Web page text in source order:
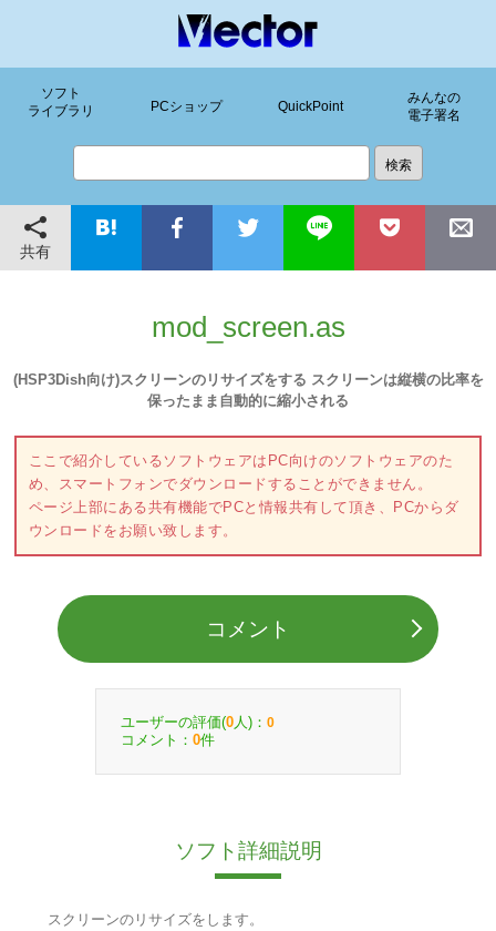
ソフト
ライブラリ
PCショップ QuickPoint
みんなの
電子署名
共有
mod_screen.as
(HSP3Dish向け)スクリーンのリサイズをする スクリーンは縦横の比率を
保ったまま自動的に縮小される
ここで紹介しているソフトウェアはPC向けのソフトウェアのた
め、スマートフォンでダウンロードすることができません。
ページ上部にある共有機能でPCと情報共有して頂き、PCからダ
ウンロードをお願い致します。
コメント
ユーザーの評価(0 人)： 0
コメント： 0件
ソフト詳細説明
スクリーンのリサイズをします。